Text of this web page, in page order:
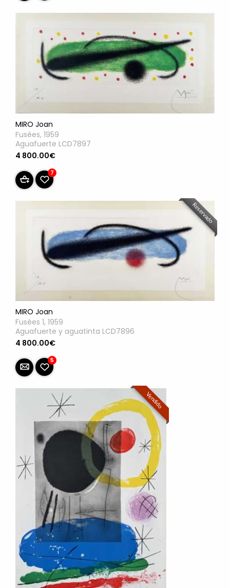
MIRO Joan
Fusées, 1959
Aguafuerte LCD7897
4 800.00€
7
Reservado
MIRO Joan
Fusées 1, 1959
Aguafuerte y aguatinta LCD7896
4 800.00€
5
Vendido